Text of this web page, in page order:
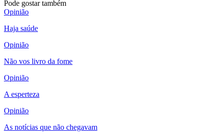
Pode gostar também
Opinião
Haja saúde
Opinião
Não vos livro da fome
Opinião
A esperteza
Opinião
As notícias que não chegavam